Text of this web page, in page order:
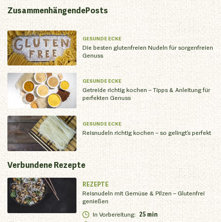
ZusammenhängendePosts
GESUNDE ECKE
Die besten glutenfreien Nudeln für sorgenfreien
Genuss
GESUNDE ECKE
Getreide richtig kochen – Tipps & Anleitung für
perfekten Genuss
GESUNDE ECKE
Reisnudeln richtig kochen – so gelingt’s perfekt
VerbundeneRezepte
REZEPTE
Reisnudeln mit Gemüse & Pilzen – Glutenfrei
genießen
In Vorbereitung: 25 min